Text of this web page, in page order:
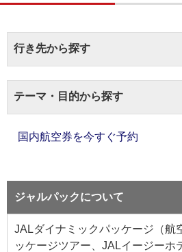
行き先から探す
テーマ・目的から探す
国内航空券を今すぐ予約
ジャルパックについて
JALダイナミックパッケージ（航
ッケージツアー、JALイージーホ